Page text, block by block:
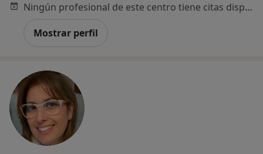
Ningún profesional de este centro tiene citas disponibles
Mostrar perfil